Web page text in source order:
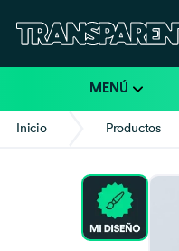
MENÚ
Inicio Productos